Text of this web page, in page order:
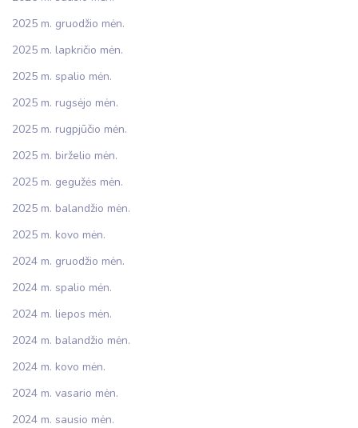
2025 m. gruodžio mėn.
2025 m. lapkričio mėn.
2025 m. spalio mėn.
2025 m. rugsėjo mėn.
2025 m. rugpjūčio mėn.
2025 m. birželio mėn.
2025 m. gegužės mėn.
2025 m. balandžio mėn.
2025 m. kovo mėn.
2024 m. gruodžio mėn.
2024 m. spalio mėn.
2024 m. liepos mėn.
2024 m. balandžio mėn.
2024 m. kovo mėn.
2024 m. vasario mėn.
2024 m. sausio mėn.